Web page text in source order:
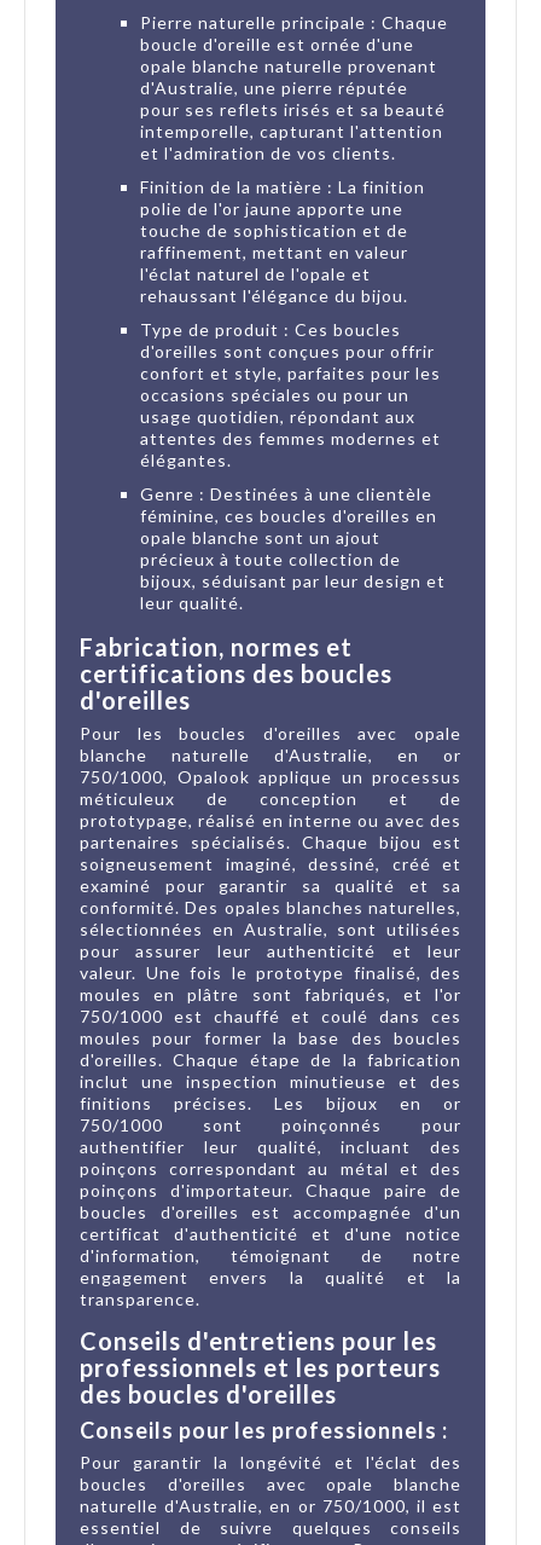
Pierre naturelle principale : Chaque
boucle d'oreille est ornée d'une
opale blanche naturelle provenant
d'Australie, une pierre réputée
pour ses reflets irisés et sa beauté
intemporelle, capturant l'attention
et l'admiration de vos clients.
Finition de la matière : La finition
polie de l'or jaune apporte une
touche de sophistication et de
raffinement, mettant en valeur
l'éclat naturel de l'opale et
rehaussant l'élégance du bijou.
Type de produit : Ces boucles
d'oreilles sont conçues pour offrir
confort et style, parfaites pour les
occasions spéciales ou pour un
usage quotidien, répondant aux
attentes des femmes modernes et
élégantes.
Genre : Destinées à une clientèle
féminine, ces boucles d'oreilles en
opale blanche sont un ajout
précieux à toute collection de
bijoux, séduisant par leur design et
leur qualité.
Fabrication, normes et
certifications des boucles
d'oreilles
Pour les boucles d'oreilles avec opale
blanche naturelle d'Australie, en or
750/1000, Opalook applique un processus
méticuleux de conception et de
prototypage, réalisé en interne ou avec des
partenaires spécialisés. Chaque bijou est
soigneusement imaginé, dessiné, créé et
examiné pour garantir sa qualité et sa
conformité. Des opales blanches naturelles,
sélectionnées en Australie, sont utilisées
pour assurer leur authenticité et leur
valeur. Une fois le prototype finalisé, des
moules en plâtre sont fabriqués, et l'or
750/1000 est chauffé et coulé dans ces
moules pour former la base des boucles
d'oreilles. Chaque étape de la fabrication
inclut une inspection minutieuse et des
finitions précises. Les bijoux en or
750/1000 sont poinçonnés pour
authentifier leur qualité, incluant des
poinçons correspondant au métal et des
poinçons d'importateur. Chaque paire de
boucles d'oreilles est accompagnée d'un
certificat d'authenticité et d'une notice
d'information, témoignant de notre
engagement envers la qualité et la
transparence.
Conseils d'entretiens pour les
professionnels et les porteurs
des boucles d'oreilles
Conseils pour les professionnels :
Pour garantir la longévité et l'éclat des
boucles d'oreilles avec opale blanche
naturelle d'Australie, en or 750/1000, il est
essentiel de suivre quelques conseils